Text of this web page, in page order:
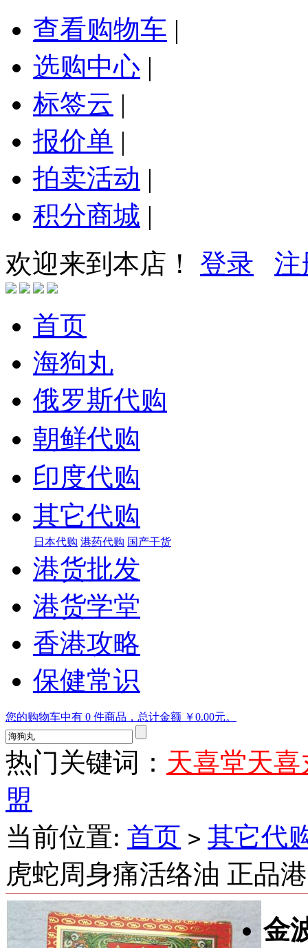
查看购物车 |
选购中心 |
标签云 |
报价单 |
拍卖活动 |
积分商城 |
欢迎来到本店！
登录 注
首页
海狗丸
俄罗斯代购
朝鲜代购
印度代购
其它代购
日本代购 港药代购 国产干货
港货批发
港货学堂
香港攻略
保健常识
您的购物车中有 0 件商品，总计金额 ￥0.00元。
热门关键词： 天喜堂天喜
盟
当前位置: 首页 > 其它代
虎蛇周身痛活络油 正品
金